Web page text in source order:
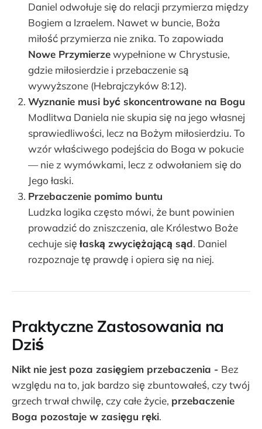
Daniel odwołuje się do relacji przymierza między
Bogiem a Izraelem. Nawet w buncie, Boża
miłość przymierza nie znika. To zapowiada
Nowe Przymierzewypełnione w Chrystusie,
gdzie miłosierdzie i przebaczenie są
wywyższone (Hebrajczyków 8:12).
Wyznanie musi być skoncentrowane na Bogu
Modlitwa Daniela nie skupia się na jego własnej
sprawiedliwości, lecz na Bożym miłosierdziu. To
wzór właściwego podejścia do Boga w pokucie
— nie z wymówkami, lecz z odwołaniem się do
Jego łaski.
Przebaczenie pomimo buntu
Ludzka logika często mówi, że bunt powinien
prowadzić do zniszczenia, ale Królestwo Boże
cechuje sięłaską zwyciężającą sąd. Daniel
rozpoznaje tę prawdę i opiera się na niej.
Praktyczne Zastosowania na
Dziś
Nikt nie jest poza zasięgiem przebaczenia - Bez
względu na to, jak bardzo się zbuntowałeś, czy twój
grzech trwał chwilę, czy całe życie, przebaczenie
Boga pozostaje w zasięgu ręki.